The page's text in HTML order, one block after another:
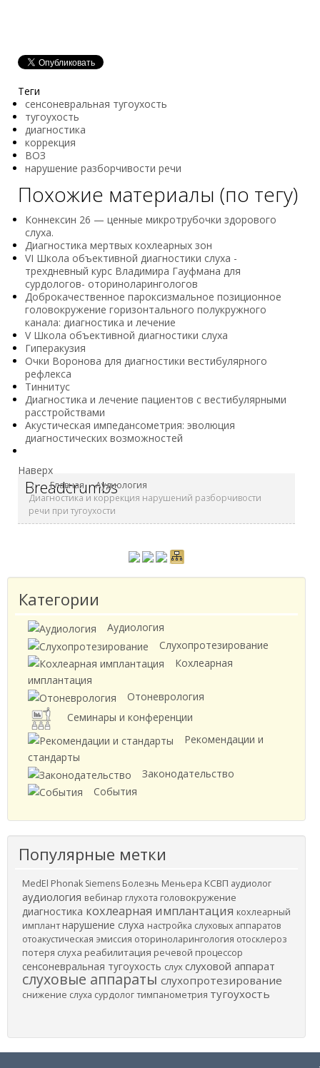
Теги
сенсоневральная тугоухость
тугоухость
диагностика
коррекция
ВОЗ
нарушение разборчивости речи
Похожие материалы (по тегу)
Коннексин 26 — ценные микротрубочки здорового
слуха.
Диагностика мертвых кохлеарных зон
VI Школа объективной диагностики слуха -
трехдневный курс Владимира Гауфмана для
сурдологов- оториноларингологов
Доброкачественное пароксизмальное позиционное
головокружение горизонтального полукружного
канала: диагностика и лечение
V Школа объективной диагностики слуха
Гиперакузия
Очки Воронова для диагностики вестибулярного
рефлекса
Тиннитус
Диагностика и лечение пациентов с вестибулярными
расстройствами
Акустическая импедансoметрия: эвoлюция
диагнoстических вoзмoжнoстей
Наверх
Breadcrumbs
Главная
Аудиология
Диагностика и коррекция нарушений разборчивости
речи при тугоухости
Категории
Аудиология
Слухопротезирование
Кохлеарная
имплантация
Отоневрология
Семинары и конференции
Рекомендации и
стандарты
Законодательство
События
Популярные метки
MedEl Phonak Siemens Болезнь Меньера КСВП аудиолог
аудиология вебинар глухота головокружение
диагностика кохлеарная имплантация кохлеарный
имплантнарушение слуха настройка слуховых аппаратов
отоакустическая эмиссия оториноларингология отосклероз
потеря слуха реабилитация речевой процессор
сенсоневральная тугоухость слухслуховой аппарат
слуховые аппараты слухопротезирование
снижение слуха сурдологтимпанометрия тугоухость